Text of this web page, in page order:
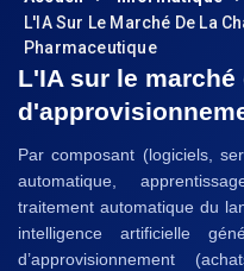
L'IA Sur Le Marché De La
Pharmaceutique
L'IA sur le marché
Par composant (logiciels,
automatique,
traitement automatique du
intelligence artificielle
d’approvisionnement